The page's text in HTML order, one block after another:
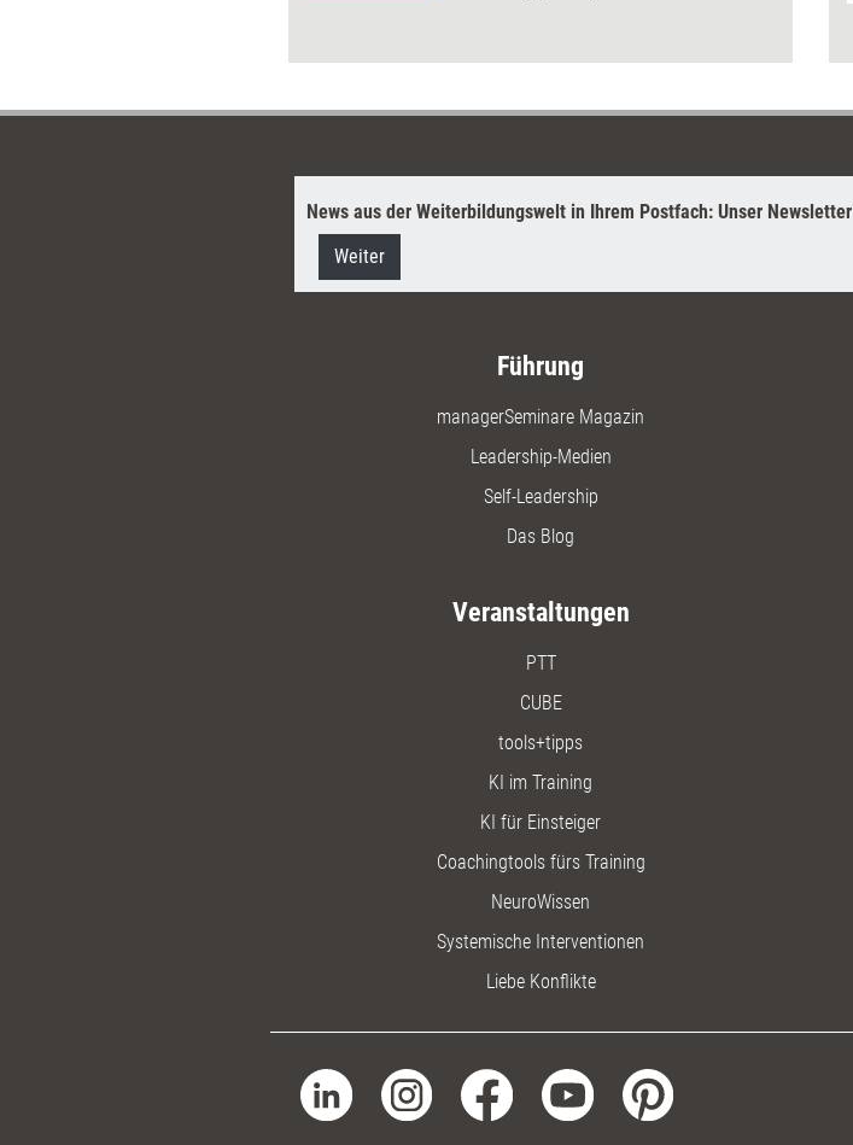
Unternehmen drehen können?
News aus der Weiterbildungswelt in Ihrem Postfach: Unser Newsletter
Weiter
Führung
managerSeminare Magazin
Leadership-Medien
Self-Leadership
Das Blog
Veranstaltungen
PTT
CUBE
tools+tipps
KI im Training
KI für Einsteiger
Coachingtools fürs Training
NeuroWissen
Systemische Interventionen
Liebe Konflikte